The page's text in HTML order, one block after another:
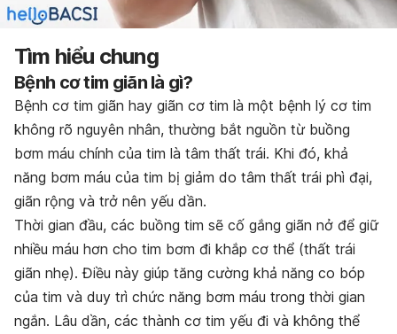
Tìm hiểu chung
Bệnh cơ tim giãn là gì?
Bệnh cơ tim giãn hay giãn cơ tim là một bệnh lý cơ tim
không rõ nguyên nhân, thường bắt nguồn từ buồng
bơm máu chính của tim là tâm thất trái. Khi đó, khả
năng bơm máu của tim bị giảm do tâm thất trái phì đại,
giãn rộng và trở nên yếu dần.
Thời gian đầu, các buồng tim sẽ cố gắng giãn nở để giữ
nhiều máu hơn cho tim bơm đi khắp cơ thể (thất trái
giãn nhẹ). Điều này giúp tăng cường khả năng co bóp
của tim và duy trì chức năng bơm máu trong thời gian
ngắn. Lâu dần, các thành cơ tim yếu đi và không thể